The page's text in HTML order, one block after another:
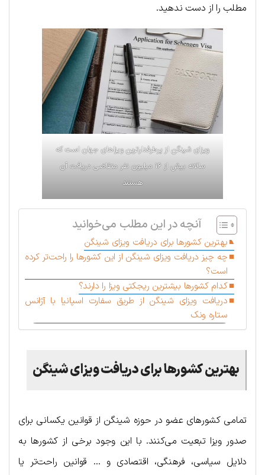
مطلب را از دست ندهید.
ویزا‌ی شینگن از پرطرفدارترین ویزاهای جهان است که
سالانه بیش از ۱۶ میلیون نفر متقاضی دریافت آن
هستند
آنچه در این مطلب می‌خوانید
بهترین کشورها برای دریافت ویزای شینگن
چه چیز دریافت ویزا‌ی شینگن از این کشورها را راحت‌تر کرده
است؟
کدام کشورها بیشترین ریجکتی ویزا را دارند؟
دریافت ویزا‌ی شینگن از طریق سفارت اسپانیا با آژانس
ستاره ونک
بهترین کشورها برای دریافت ویزای شینگن
تمامی کشورهای عضو در حوزه شینگن از قوانین یکسانی برای
صدور ویزا تبعیت می‌کنند. با این وجود برخی از کشورها به
دلایل سیاسی، فرهنگی، اقتصادی و … قوانین راحت‌تر یا